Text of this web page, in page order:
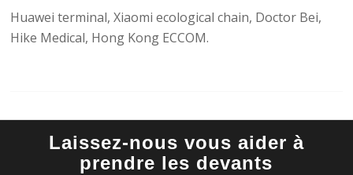
Huawei terminal, Xiaomi ecological chain, Doctor Bei,
Hike Medical, Hong Kong ECCOM.
Laissez-nous vous aider à
prendre les devants